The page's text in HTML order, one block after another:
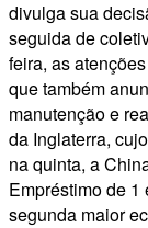
divulga sua
seguida de
feira, as
que também
manutenção e
da Inglaterra,
na quinta, a
Empréstimo de 1
segunda maior